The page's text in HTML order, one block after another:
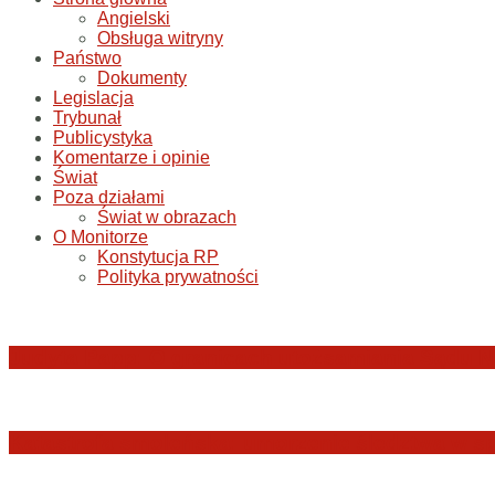
Angielski
Obsługa witryny
Państwo
Dokumenty
Legislacja
Trybunał
Publicystyka
Komentarze i opinie
Świat
Poza działami
Świat w obrazach
O Monitorze
Konstytucja RP
Polityka prywatności